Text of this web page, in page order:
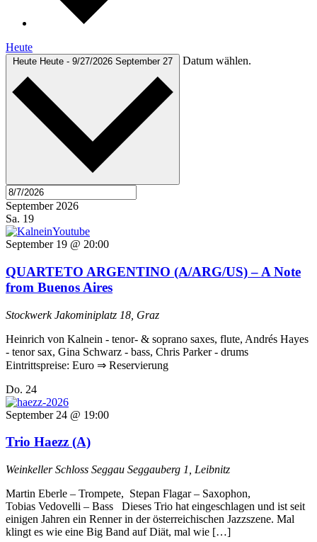
Heute
Heute Heute - 9/27/2026 September 27 Datum wählen.
September 2026
Sa. 19
September 19 @ 20:00
QUARTETO ARGENTINO (A/ARG/US) – A Note
from Buenos Aires
StockwerkJakominiplatz 18, Graz
Heinrich von Kalnein - tenor- & soprano saxes, flute, Andrés Hayes
- tenor sax, Gina Schwarz - bass, Chris Parker - drums
Eintrittspreise: Euro ⇒ Reservierung
Do. 24
September 24 @ 19:00
Trio Haezz (A)
Weinkeller Schloss Seggau Seggauberg 1, Leibnitz
Martin Eberle –⁠ Trompete, Stepan Flagar –⁠ Saxophon,
Tobias Vedovelli –⁠ Bass Dieses Trio hat eingeschlagen und ist seit
einigen Jahren ein Renner in der österreichischen Jazzszene. Mal
klingt es wie eine Big Band auf Diät, mal wie […]